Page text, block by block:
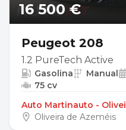
16 500 €
Peugeot 208
1.2 PureTech Active
Gasolina Manual
75 cv
Auto Martinauto -
Oliveira de Azeméis